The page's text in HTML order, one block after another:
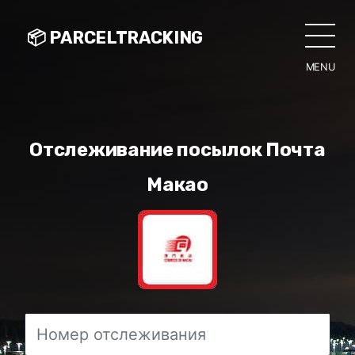
MENU
📦 PARCELTRACKING
Отслеживание посылок Почта
Макао